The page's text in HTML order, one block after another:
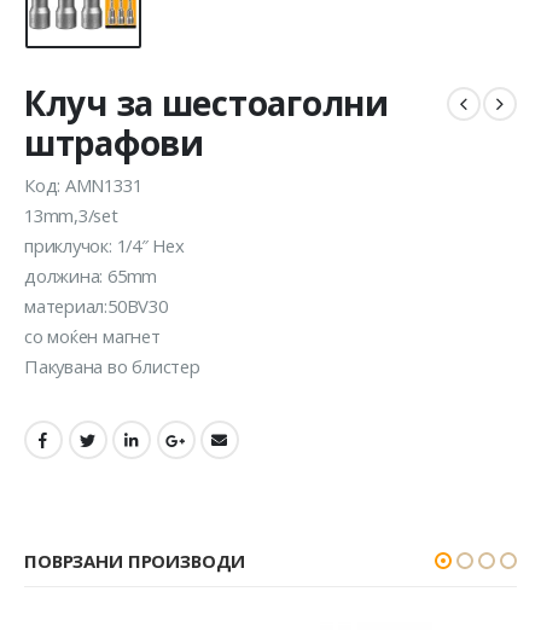
Клуч за шестоаголни
штрафови
Код: AMN1331
13mm,3/set
приклучок: 1/4″ Hex
должина: 65mm
материал:50BV30
со моќен магнет
Пакувана во блистер
ПОВРЗАНИ ПРОИЗВОДИ